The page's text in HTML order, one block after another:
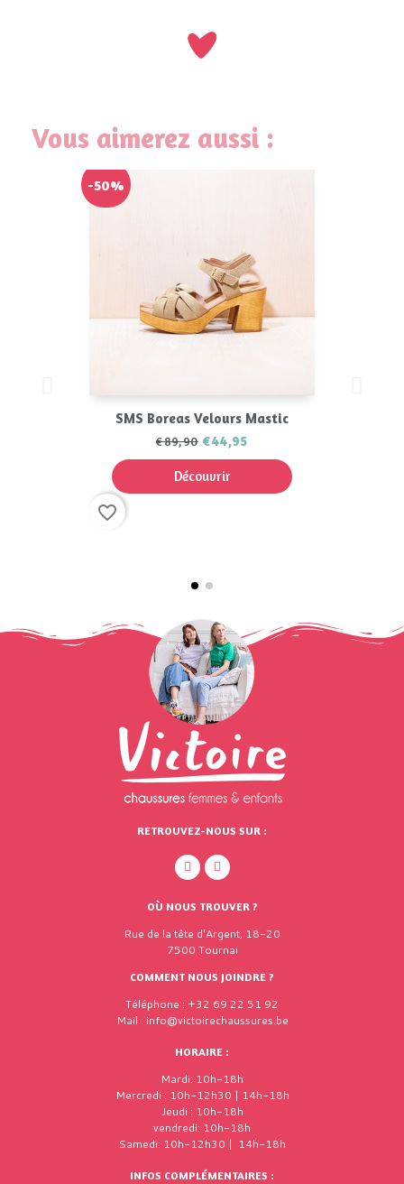
Vous aimerez aussi :
SMS Boreas Velours Mastic
€89,90 €44,95
Découvrir
-50%
favorite_border
RETROUVEZ-NOUS SUR :
OÙ NOUS TROUVER ?
Rue de la tête d'Argent, 18-20
7500 Tournai
COMMENT NOUS JOINDRE ?
Téléphone : +32 69 22 51 92
Mail : info@victoirechaussures.be
HORAIRE :
Mardi: 10h-18h
Mercredi : 10h-12h30 | 14h-18h
Jeudi : 10h-18h
vendredi: 10h-18h
Samedi: 10h-12h30 | 14h-18h
INFOS COMPLÉMENTAIRES :